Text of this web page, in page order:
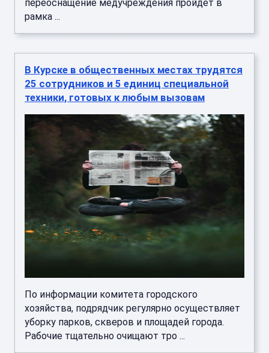
рамка ...
25 сотрудников и 5 единиц специальной
техники, готовых к любым вызовам
хозяйства, подрядчик регулярно осуществляет
уборку парков, скверов и площадей города.
Рабочие тщательно очищают тро ...